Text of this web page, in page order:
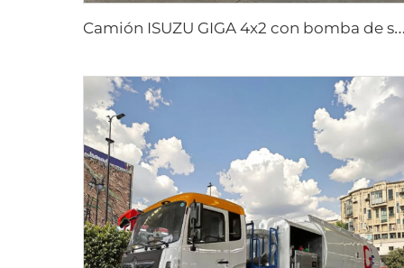
C
amión ISUZU GIGA 4x2 con bomba de succión de alcantarillado y vacío, transmisión manual, depósito de 12000 litros para pozos sépticos